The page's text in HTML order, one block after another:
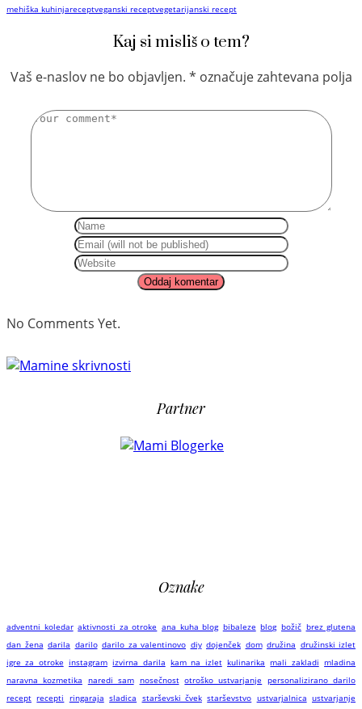
mehiška kuhinjareceptveganski receptvegetarijanski recept
Kaj si misliš o tem?
Vaš e-naslov ne bo objavljen. * označuje zahtevana polja
No Comments Yet.
Partner
Oznake
adventni koledar aktivnosti za otroke ana kuha blog bibaleze blog božič brez glutena
dan žena darila darilo darilo za valentinovo diy dojenček dom družina družinski izlet
igre za otroke instagram izvirna darila kam na izlet kulinarika mali zakladi mladina
naravna kozmetika naredi sam nosečnost otroško ustvarjanje personalizirano darilo
recept recepti ringaraja sladica starševski čvek starševstvo ustvarjalnica ustvarjanje